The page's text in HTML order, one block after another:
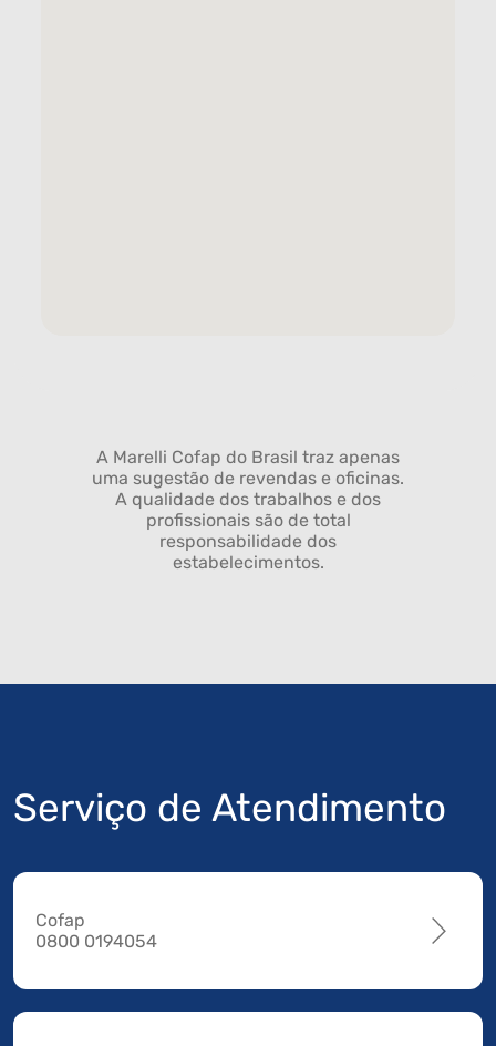
A Marelli Cofap do Brasil traz apenas
uma sugestão de revendas e oficinas.
A qualidade dos trabalhos e dos
profissionais são de total
responsabilidade dos
estabelecimentos.
Serviço de Atendimento
Cofap
0800 0194054